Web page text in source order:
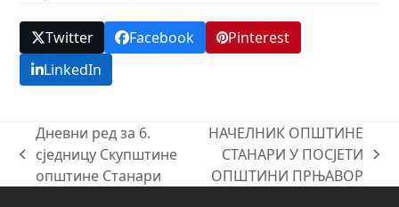
Twitter Facebook
Pinterest
LinkedIn
previous
post:
Дневни ред за 6.
сједницу Скупштине
општине Станари
next
post:
НАЧЕЛНИК ОПШТИНЕ
СТАНАРИ У ПОСЈЕТИ
ОПШТИНИ ПРЊАВОР